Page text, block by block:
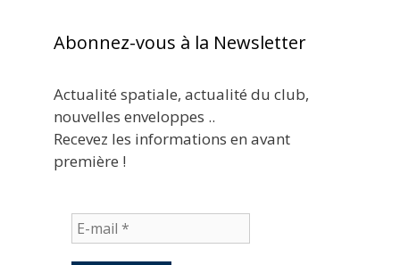
Abonnez-vous à la Newsletter
Actualité spatiale, actualité du club,
nouvelles enveloppes ..
Recevez les informations en avant
première !